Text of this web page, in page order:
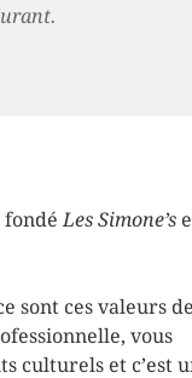
fondéLes Simone’s
sont ces valeurs
vous
culturels et c’est